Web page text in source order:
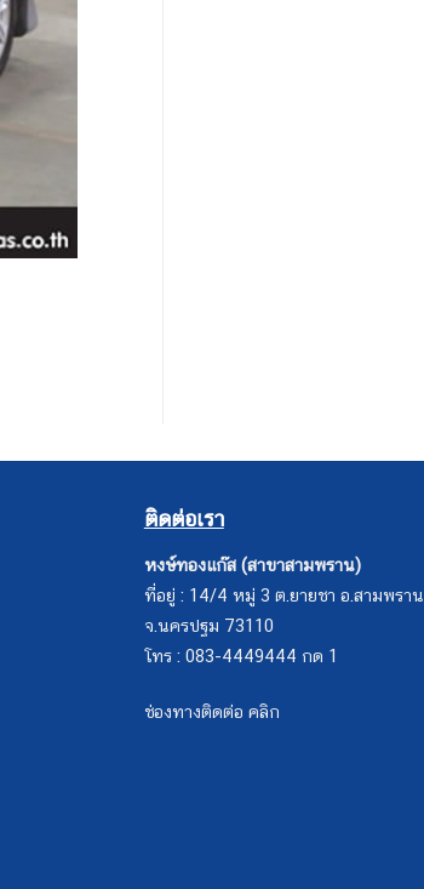
ติดต่อเรา
หงษ์ทองแก๊ส (สาขาสามพราน)
ที่อยู่ : 14/4 หมู่ 3 ต.ยายชา อ.สามพราน
จ.นครปฐม 73110
โทร : 083-4449444 กด 1
ช่องทางติดต่อ คลิก